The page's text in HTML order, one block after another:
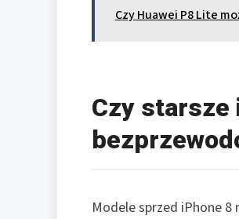
Czy Huawei P8 Lite
Czy starsze
Modele sprzed iPhone 8